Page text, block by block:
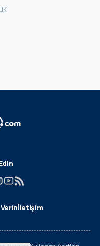
İletişim